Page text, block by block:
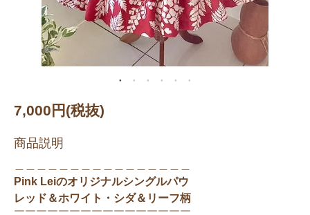
7,000円(税抜)
商品説明
Pink Leiのオリジナルシングルパウ
レッド＆ホワイト・シダ＆リーフ柄